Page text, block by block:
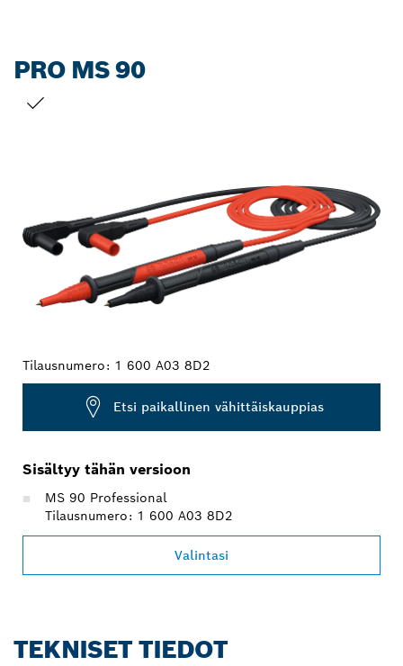
PRO MS 90
Tilausnumero: 1 600 A03 8D2
Etsi paikallinen vähittäiskauppias
Sisältyy tähän versioon
MS 90 Professional
Tilausnumero: 1 600 A03 8D2
Valintasi
TEKNISET TIEDOT